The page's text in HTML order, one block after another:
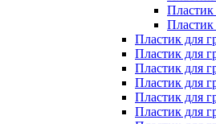
Пластик для
Пластик для
Пластик для
Пластик для
Пластик для
Пластик для